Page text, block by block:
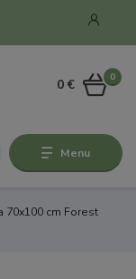
Menu
0
0 €
70x100 cm Forest